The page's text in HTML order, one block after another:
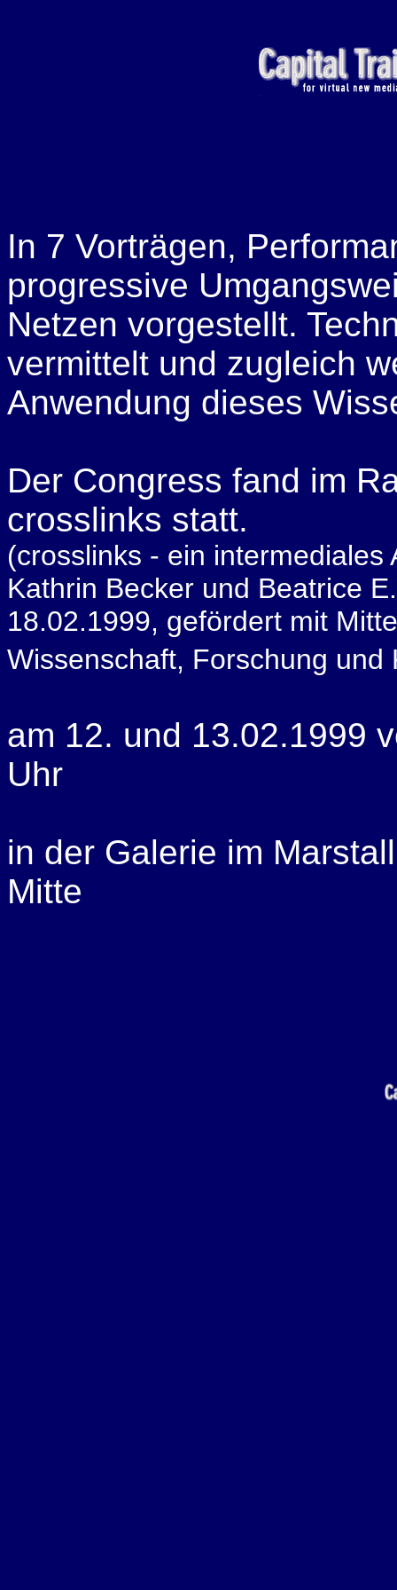
In 7 Vorträgen,
progressive
Netzen vorgestellt.
vermittelt und zugleich
Anwendung dieses
Der Congress fand im
crosslinks statt.
(crosslinks - ein
Kathrin Becker und Beatrice
18.02.1999, gefördert mit
Wissenschaft, Forschung und
am 12. und 13.02.1999
Uhr
in der Galerie im
Mitte